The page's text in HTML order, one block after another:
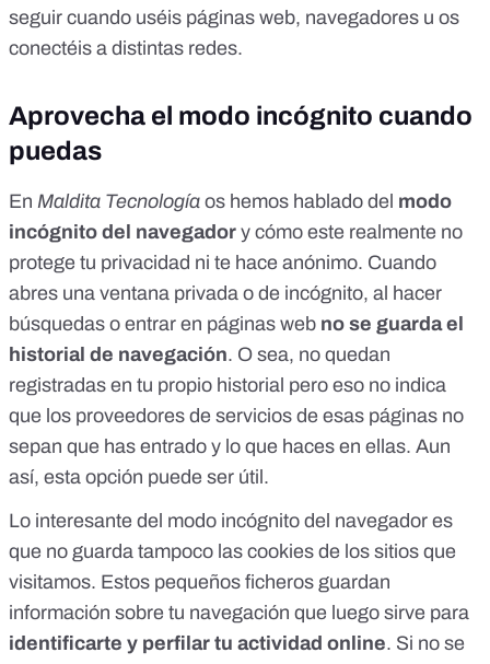
seguir cuando uséis páginas web, navegadores u os
conectéis a distintas redes.
Aprovecha el modo incógnito cuando
puedas
En Maldita Tecnología os hemos hablado del modo
incógnito del navegador y cómo este realmente no
protege tu privacidad ni te hace anónimo. Cuando
abres una ventana privada o de incógnito, al hacer
búsquedas o entrar en páginas web no se guarda el
historial de navegación. O sea, no quedan
registradas en tu propio historial pero eso no indica
que los proveedores de servicios de esas páginas no
sepan que has entrado y lo que haces en ellas. Aun
así, esta opción puede ser útil.
Lo interesante del modo incógnito del navegador es
que no guarda tampoco las cookies de los sitios que
visitamos. Estos pequeños ficheros guardan
información sobre tu navegación que luego sirve para
identificarte y perfilar tu actividad online. Si no se